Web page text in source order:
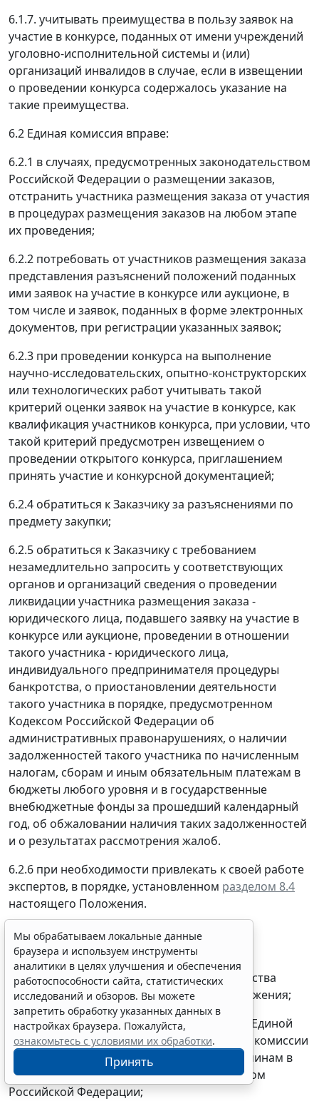
6.1.7. учитывать преимущества в пользу заявок на
участие в конкурсе, поданных от имени учреждений
уголовно-исполнительной системы и (или)
организаций инвалидов в случае, если в извещении
о проведении конкурса содержалось указание на
такие преимущества.
6.2 Единая комиссия вправе:
6.2.1 в случаях, предусмотренных законодательством
Российской Федерации о размещении заказов,
отстранить участника размещения заказа от участия
в процедурах размещения заказов на любом этапе
их проведения;
6.2.2 потребовать от участников размещения заказа
представления разъяснений положений поданных
ими заявок на участие в конкурсе или аукционе, в
том числе и заявок, поданных в форме электронных
документов, при регистрации указанных заявок;
6.2.3 при проведении конкурса на выполнение
научно-исследовательских, опытно-конструкторских
или технологических работ учитывать такой
критерий оценки заявок на участие в конкурсе, как
квалификация участников конкурса, при условии, что
такой критерий предусмотрен извещением о
проведении открытого конкурса, приглашением
принять участие и конкурсной документацией;
6.2.4 обратиться к Заказчику за разъяснениями по
предмету закупки;
6.2.5 обратиться к Заказчику с требованием
незамедлительно запросить у соответствующих
органов и организаций сведения о проведении
ликвидации участника размещения заказа -
юридического лица, подавшего заявку на участие в
конкурсе или аукционе, проведении в отношении
такого участника - юридического лица,
индивидуального предпринимателя процедуры
банкротства, о приостановлении деятельности
такого участника в порядке, предусмотренном
Кодексом Российской Федерации об
административных правонарушениях, о наличии
задолженностей такого участника по начисленным
налогам, сборам и иным обязательным платежам в
бюджеты любого уровня и в государственные
внебюджетные фонды за прошедший календарный
год, об обжаловании наличия таких задолженностей
и о результатах рассмотрения жалоб.
6.2.6 при необходимости привлекать к своей работе
экспертов, в порядке, установленном разделом 8.4
настоящего Положения.
6.3. Члены Единой комиссии обязаны:
6.3.1. знать и руководствоваться в своей
деятельности требованиями законодательства
Российской Федерации и настоящего Положения;
6.3.2. лично присутствовать на заседаниях Единой
комиссии, отсутствие на заседании Единой комиссии
допускается только по уважительным причинам в
соответствии с трудовым законодательством
Российской Федерации;
Мы обрабатываем локальные данные
браузера и используем инструменты
аналитики в целях улучшения и обеспечения
работоспособности сайта, статистических
исследований и обзоров. Вы можете
запретить обработку указанных данных в
настройках браузера. Пожалуйста,
ознакомьтесь с условиями их обработки.
Принять